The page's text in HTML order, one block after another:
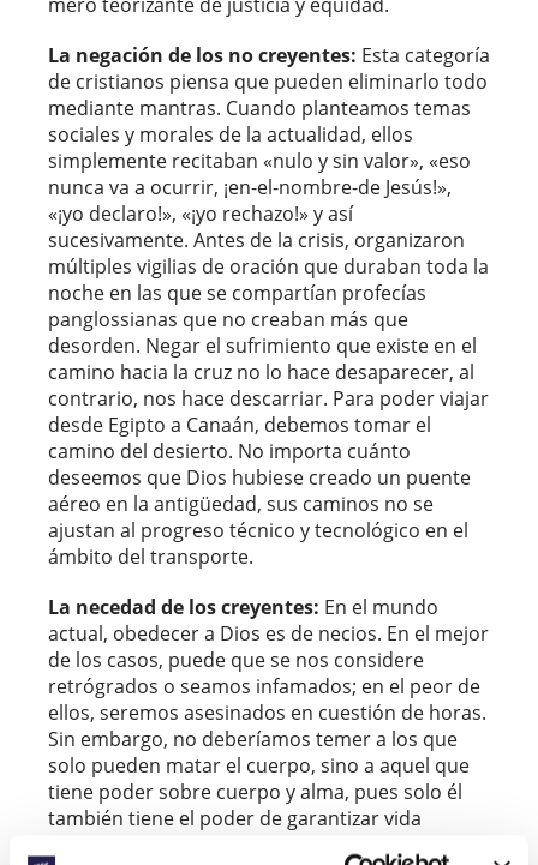
La negación de los no creyentes: Esta categoría
de cristianos piensa que pueden eliminarlo todo
mediante mantras. Cuando planteamos temas
sociales y morales de la actualidad, ellos
simplemente recitaban «nulo y sin valor», «eso
nunca va a ocurrir, ¡en-el-nombre-de Jesús!»,
«¡yo declaro!», «¡yo rechazo!» y así
sucesivamente. Antes de la crisis, organizaron
múltiples vigilias de oración que duraban toda la
noche en las que se compartían profecías
panglossianas que no creaban más que
desorden. Negar el sufrimiento que existe en el
camino hacia la cruz no lo hace desaparecer, al
contrario, nos hace descarriar. Para poder viajar
desde Egipto a Canaán, debemos tomar el
camino del desierto. No importa cuánto
deseemos que Dios hubiese creado un puente
aéreo en la antigüedad, sus caminos no se
ajustan al progreso técnico y tecnológico en el
ámbito del transporte.
La necedad de los creyentes: En el mundo
actual, obedecer a Dios es de necios. En el mejor
de los casos, puede que se nos considere
retrógrados o seamos infamados; en el peor de
ellos, seremos asesinados en cuestión de horas.
Sin embargo, no deberíamos temer a los que
solo pueden matar el cuerpo, sino a aquel que
tiene poder sobre cuerpo y alma, pues solo él
también tiene el poder de garantizar vida